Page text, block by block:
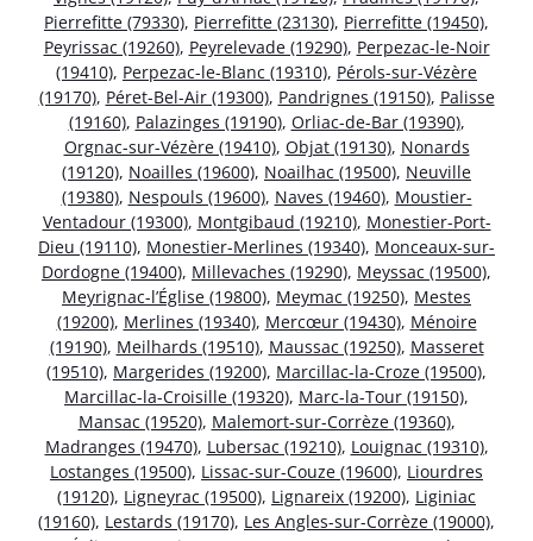
Pierrefitte (79330), Pierrefitte (23130), Pierrefitte (19450),
Peyrissac (19260), Peyrelevade (19290), Perpezac-le-Noir
(19410), Perpezac-le-Blanc (19310), Pérols-sur-Vézère
(19170), Péret-Bel-Air (19300), Pandrignes (19150), Palisse
(19160), Palazinges (19190), Orliac-de-Bar (19390),
Orgnac-sur-Vézère (19410), Objat (19130), Nonards
(19120), Noailles (19600), Noailhac (19500), Neuville
(19380), Nespouls (19600), Naves (19460), Moustier-
Ventadour (19300), Montgibaud (19210), Monestier-Port-
Dieu (19110), Monestier-Merlines (19340), Monceaux-sur-
Dordogne (19400), Millevaches (19290), Meyssac (19500),
Meyrignac-l’Église (19800), Meymac (19250), Mestes
(19200), Merlines (19340), Mercœur (19430), Ménoire
(19190), Meilhards (19510), Maussac (19250), Masseret
(19510), Margerides (19200), Marcillac-la-Croze (19500),
Marcillac-la-Croisille (19320), Marc-la-Tour (19150),
Mansac (19520), Malemort-sur-Corrèze (19360),
Madranges (19470), Lubersac (19210), Louignac (19310),
Lostanges (19500), Lissac-sur-Couze (19600), Liourdres
(19120), Ligneyrac (19500), Lignareix (19200), Liginiac
(19160), Lestards (19170), Les Angles-sur-Corrèze (19000),